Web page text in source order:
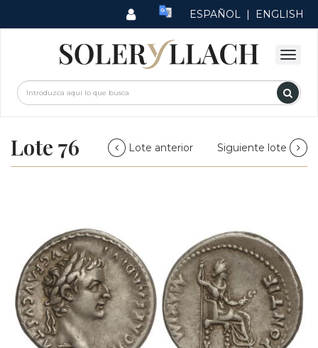
ESPAÑOL | ENGLISH
Lote 76 Lote anterior Siguiente lote